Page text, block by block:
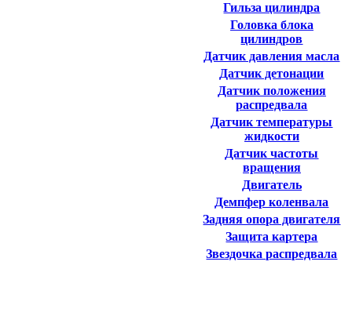
Гильза цилиндра
Головка блока
цилиндров
Датчик давления масла
Датчик детонации
Датчик положения
распредвала
Датчик температуры
жидкости
Датчик частоты
вращения
Двигатель
Демпфер коленвала
Задняя опора двигателя
Защита картера
Звездочка распредвала